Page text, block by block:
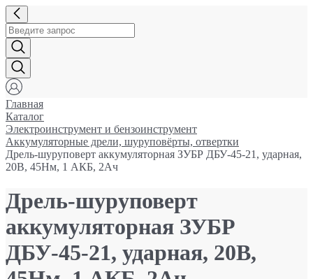
Главная
Каталог
Электроинструмент и бензоинструмент
Аккумуляторные дрели, шуруповёрты, отвертки
Дрель-шуруповерт аккумуляторная ЗУБР ДБУ-45-21, ударная,
20В, 45Нм, 1 АКБ, 2Ач
Дрель-шуруповерт
аккумуляторная ЗУБР
ДБУ-45-21, ударная, 20В,